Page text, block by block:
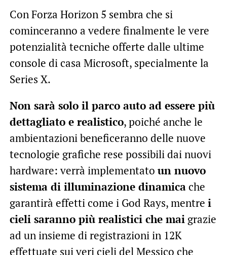
Con Forza Horizon 5 sembra che si
cominceranno a vedere finalmente le vere
potenzialità tecniche offerte dalle ultime
console di casa Microsoft, specialmente la
Series X.
Non sarà solo il parco auto ad essere più
dettagliato e realistico, poiché anche le
ambientazioni beneficeranno delle nuove
tecnologie grafiche rese possibili dai nuovi
hardware: verrà implementato un nuovo
sistema di illuminazione dinamicache
garantirà effetti come i God Rays, mentre i
cieli saranno più realistici che maigrazie
ad un insieme di registrazioni in 12K
effettuate sui veri cieli del Messico che